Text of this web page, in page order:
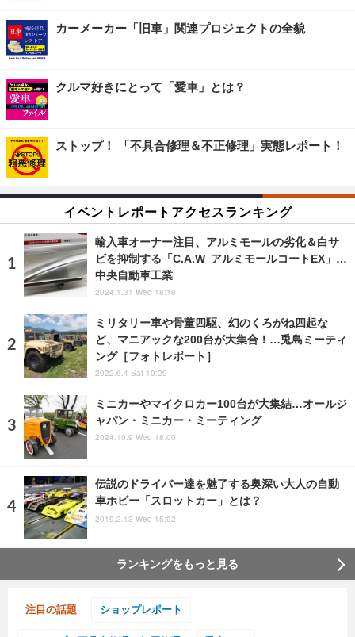
カーメーカー「旧車」関連プロジェクトの全貌
クルマ好きにとって「愛車」とは？
ストップ！ 「不具合修理＆不正修理」実態レポート！
イベントレポートアクセスランキング
輸入車オーナー注目、アルミモールの劣化＆白サ
ビを抑制する「C.A.W アルミモールコートEX」…
中央自動車工業
2024.1.31 Wed 18:18
ミリタリー車や骨董四駆、幻のくろがね四起な
ど、マニアックな200台が大集合！…兎島ミーティ
ング［フォトレポート］
2022.6.4 Sat 10:29
ミニカーやマイクロカー100台が大集結…オールジ
ャパン・ミニカー・ミーティング
2024.10.9 Wed 18:00
伝説のドライバー達を魅了する奥深い大人の自動
車ホビー「スロットカー」とは？
2019.2.13 Wed 15:02
ランキングをもっと見る
注目の話題 ショップレポート